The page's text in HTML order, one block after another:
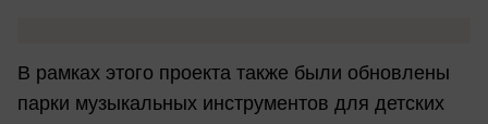
В рамках этого проекта также были обновлены
парки музыкальных инструментов для детских